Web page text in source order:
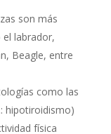
son más
labrador,
Beagle, entre
como las
hipotiroidismo)
física